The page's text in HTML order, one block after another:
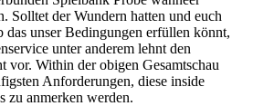
Solltet der Wundern hatten und euch
das unser Bedingungen erfüllen könnt,
unter anderem lehnt den
vor. Within der obigen Gesamtschau
Anforderungen, diese inside
zu anmerken werden.